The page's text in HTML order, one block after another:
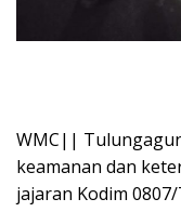
WMC||
keamanan dan
jajaran Kodim